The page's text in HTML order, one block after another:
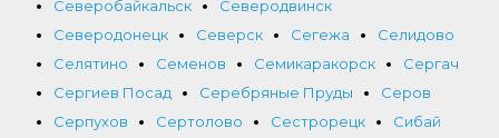
Северобайкальск
Северодвинск
Северодонецк
Северск Сегежа
Селидово
Селятино
Семенов Семикаракорск
Сергач
Сергиев Посад
Серебряные Пруды
Серов
Серпухов
Сертолово Сестрорецк
Сибай